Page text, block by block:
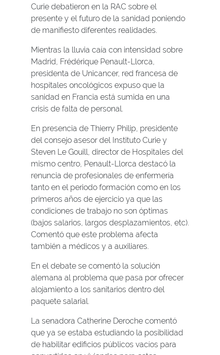
Curie debatieron en la RAC sobre el
presente y el futuro de la sanidad poniendo
de manifiesto diferentes realidades.
Mientras la lluvia caía con intensidad sobre
Madrid, Frédérique Penault-Llorca,
presidenta de Unicancer, red francesa de
hospitales oncológicos expuso que la
sanidad en Francia está sumida en una
crisis de falta de personal.
En presencia de Thierry Philip, presidente
del consejo asesor del Instituto Curie y
Steven Le Gouill, director de Hospitales del
mismo centro, Penault-Llorca destacó la
renuncia de profesionales de enfermería
tanto en el periodo formación como en los
primeros años de ejercicio ya que las
condiciones de trabajo no son óptimas
(bajos salarios, largos desplazamientos, etc).
Comentó que este problema afecta
también a médicos y a auxiliares.
En el debate se comentó la solución
alemana al problema que pasa por ofrecer
alojamiento a los sanitarios dentro del
paquete salarial.
La senadora Catherine Deroche comentó
que ya se estaba estudiando la posibilidad
de habilitar edificios públicos vacíos para